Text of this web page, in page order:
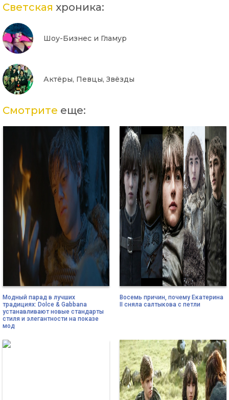
Светская хроника:
Шоу-Бизнес и Гламур
Актёры, Певцы, Звёзды
Смотрите еще:
Модный парад в лучших
традициях: Dolce & Gabbana
устанавливают новые стандарты
стиля и элегантности на показе
мод
Восемь причин, почему Екатерина
II сняла салтыкова с петли